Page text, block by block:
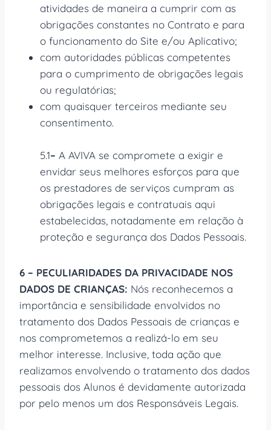
atividades de maneira a cumprir com as
obrigações constantes no Contrato e para
o funcionamento do Site e/ou Aplicativo;
com autoridades públicas competentes
para o cumprimento de obrigações legais
ou regulatórias;
com quaisquer terceiros mediante seu
consentimento.
5.1– A AVIVA se compromete a exigir e
envidar seus melhores esforços para que
os prestadores de serviços cumpram as
obrigações legais e contratuais aqui
estabelecidas, notadamente em relação à
proteção e segurança dos Dados Pessoais.
6 – PECULIARIDADES DA PRIVACIDADE NOS
DADOS DE CRIANÇAS: Nós reconhecemos a
importância e sensibilidade envolvidos no
tratamento dos Dados Pessoais de crianças e
nos comprometemos a realizá-lo em seu
melhor interesse. Inclusive, toda ação que
realizamos envolvendo o tratamento dos dados
pessoais dos Alunos é devidamente autorizada
por pelo menos um dos Responsáveis Legais.